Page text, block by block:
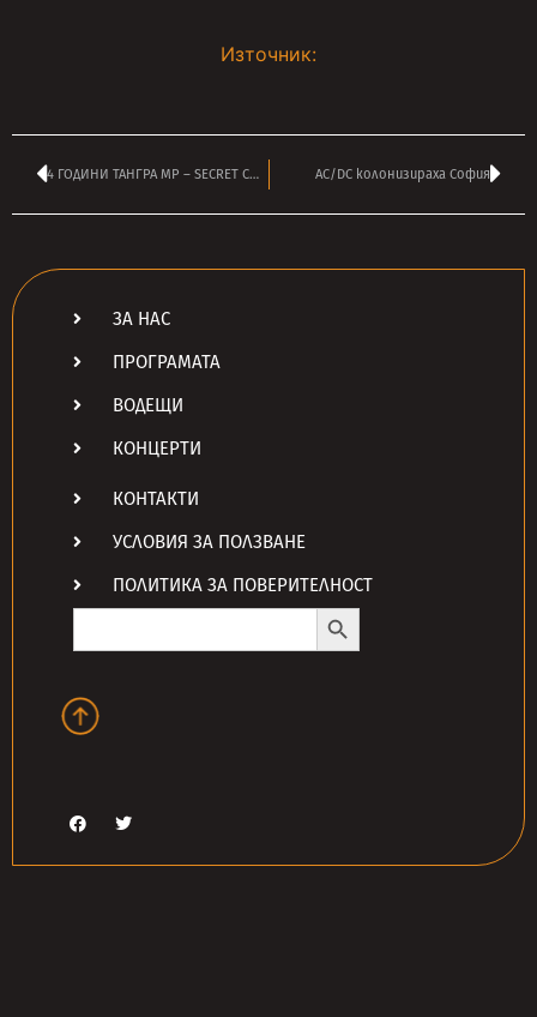
Източник:
4 ГОДИНИ ТАНГРА МР – SECRET CHIEFS 3, BFC, Fat 32, и още… AC/DC колонизираха София
ЗА НАС
ПРОГРАМАТА
ВОДЕЩИ
КОНЦЕРТИ
КОНТАКТИ
УСЛОВИЯ ЗА ПОЛЗВАНЕ
ПОЛИТИКА ЗА ПОВЕРИТЕЛНОСТ
Search
Search Button